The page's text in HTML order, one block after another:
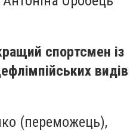
спортсмен із
видів
(переможець),